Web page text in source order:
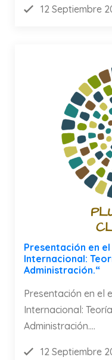
12 Septiembre
Presentación en
Internacional:
Administración.“
Presentación en el
Internacional:
Administración....
12 Septiembre